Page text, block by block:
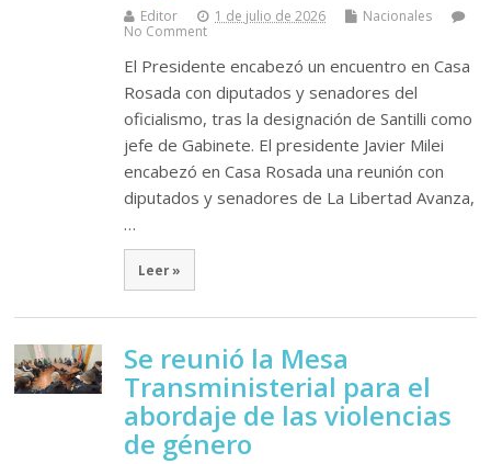
Editor 1 de julio de 2026
Nacionales
No Comment
El Presidente encabezó un encuentro en Casa
Rosada con diputados y senadores del
oficialismo, tras la designación de Santilli como
jefe de Gabinete. El presidente Javier Milei
encabezó en Casa Rosada una reunión con
diputados y senadores de La Libertad Avanza,
…
Leer »
Se reunió la Mesa
Transministerial para el
abordaje de las violencias
de género